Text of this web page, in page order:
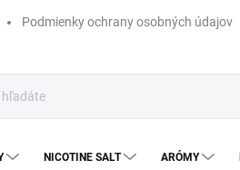
Podmienky ochrany osobných údajov
NICOTINE SALT ARÓMY